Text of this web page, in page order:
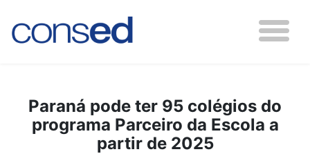
Paraná pode ter 95 colégios do
programa Parceiro da Escola a
partir de 2025